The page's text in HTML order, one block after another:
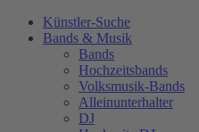
Künstler-Suche
Bands & Musik
Bands
Hochzeitsbands
Volksmusik-Bands
Alleinunterhalter
DJ